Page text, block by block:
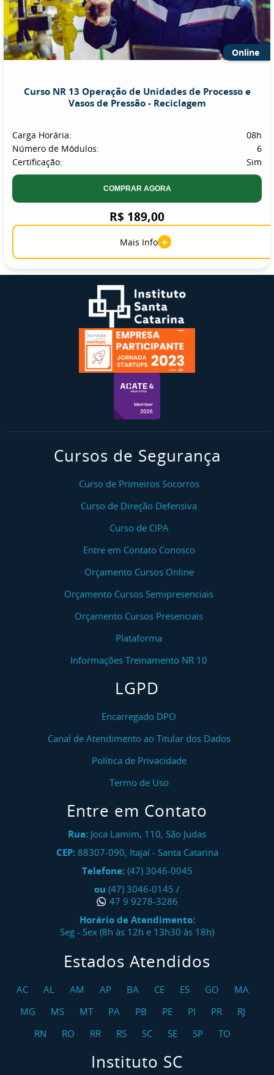
Online
Curso NR 13 Operação de Unidades de Processo e
Vasos de Pressão - Reciclagem
Carga Horária:
08h
Número de Módulos:
6
Certificação:
Sim
COMPRAR AGORA
R$ 189,00
Mais Info +
Cursos de Segurança
Curso de Primeiros Socorros
Curso de Direção Defensiva
Curso de CIPA
Entre em Contato Conosco
Orçamento Cursos Online
Orçamento Cursos Semipresenciais
Orçamento Cursos Presenciais
Plataforma
Informações Treinamento NR 10
LGPD
Encarregado DPO
Canal de Atendimento ao Titular dos Dados
Política de Privacidade
Termo de Uso
Entre em Contato
Rua: Joca Lamim, 110, São Judas
CEP: 88307-090, Itajaí- Santa Catarina
Telefone: (47) 3046-0045
ou (47) 3046-0145 /
47 9 9278-3286
Horário de Atendimento:
Seg - Sex (8h às 12h e 13h30 às 18h)
Estados Atendidos
AC AL AM AP BA CE ES GO
MA
MG
MS MT PA PB PE PI PR
RJ
RN
RO RR RS SC SE SP TO
Instituto SC